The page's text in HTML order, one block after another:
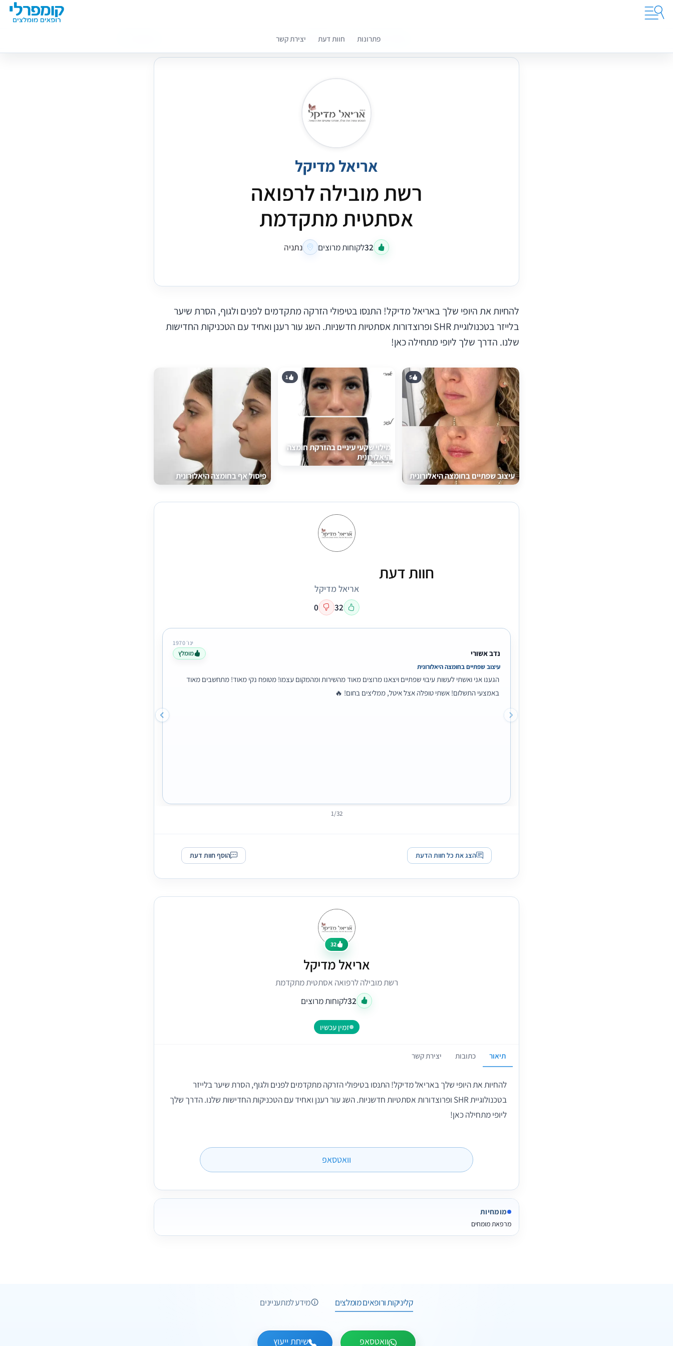
קומפרלי מסייעת לך לבחור רופאים מומלצים
פתרונות חוות דעת יצירת קשר
אריאל מדיקל
רשת מובילה לרפואה
אסתטית מתקדמת
32לקוחות מרוצים נתניה
להחיות את היופי שלך באריאל מדיקל! התנסו בטיפולי הזרקה מתקדמים לפנים ולגוף, הסרת שיער
בלייזר בטכנולוגיית SHR ופרוצדורות אסתטיות חדשניות. השג עור רענן ואחיד עם הטכניקות החדישות
שלנו. הדרך שלך ליופי מתחילה כאן!
עיצוב שפתיים בחומצה היאלורונית
5
מילוי שקעי עיניים בהזרקת חומצה
היאלורונית
1
פיסול אף בחומצה היאלורונית
חוות דעת
אריאל מדיקל
32
0
ינו׳ 1970
נדב אשורי
מומלץ
עיצוב שפתיים בחומצה היאלורונית
הגענו אני ואשתי לעשות עיבוי שפתיים ויצאנו מרוצים מאוד מהשירות ומהמקום עצמו! מטופח נקי מאוד! מתחשבים מאוד
באמצעי התשלום! אשתי טופלה אצל איטל, ממליצים בחום! 🔥
1/32
הצג את כל חוות הדעת הוסף חוות דעת
32
אריאל מדיקל
רשת מובילה לרפואה אסתטית מתקדמת
32לקוחות מרוצים
זמין עכשיו
תיאור כתובות יצירת קשר
להחיות את היופי שלך באריאל מדיקל! התנסו בטיפולי הזרקה מתקדמים לפנים ולגוף, הסרת שיער בלייזר
בטכנולוגיית SHR ופרוצדורות אסתטיות חדשניות. השג עור רענן ואחיד עם הטכניקות החדישות שלנו. הדרך שלך
ליופי מתחילה כאן!
וואטסאפ
מומחיות
מרפאת מומחים
קליניקות ורופאים מומלצים מידע למתעניינים
ד"ר מנאר קעואר
וואטסאפ
1 תמונות
וואטסאפ שיחת ייעוץ
1 תמונות
3 תמונות
6 חוות דעת
4 תמונות
וואטסאפ שיחת ייעוץ